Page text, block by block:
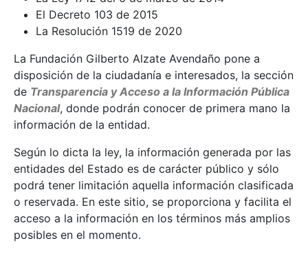
El Decreto 103 de 2015
La Resolución 1519 de 2020
La Fundación Gilberto Alzate Avendaño pone a
disposición de la ciudadanía e interesados, la sección
de Transparencia y Acceso a la Información Pública
Nacional, donde podrán conocer de primera mano la
información de la entidad.
Según lo dicta la ley, la información generada por las
entidades del Estado es de carácter público y sólo
podrá tener limitación aquella información clasificada
o reservada. En este sitio, se proporciona y facilita el
acceso a la información en los términos más amplios
posibles en el momento.